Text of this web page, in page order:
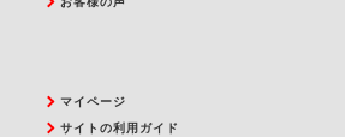
マイページ
サイトの利用ガイド